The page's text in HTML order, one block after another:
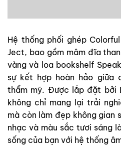
Hệ thống phối ghép
Ject, bao gồm mâm đĩa
vàng và loa bookshelf
sự kết hợp hoàn hảo giữa
thẩm mỹ. Được lắp đặt bởi
không chỉ mang lại trải
mà còn làm đẹp không gian
nhạc và màu sắc tươi sáng
sống của bạn với hệ thống